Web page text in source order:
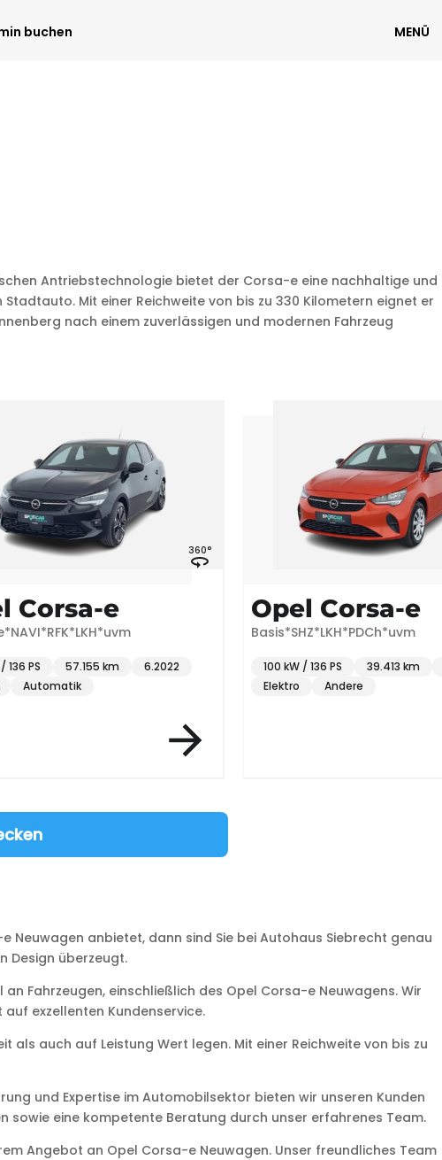
buchen MENÜ
Antriebstechnologie bietet der Corsa-e eine nachhaltige und
Mit einer Reichweite von bis zu 330 Kilometern eignet er
nach einem zuverlässigen und modernen Fahrzeug
360°
e
km
6.2022
360°
Opel Corsa-e
Basis*SHZ*LKH*PDCh*uvm
39.413 km
7.2022
Andere
Neuwagen anbietet, dann sind Sie bei Autohaus Siebrecht genau
Design überzeugt.
Fahrzeugen, einschließlich des Opel Corsa-e Neuwagens. Wir
exzellenten Kundenservice.
auch auf Leistung Wert legen. Mit einer Reichweite von bis zu
und Expertise im Automobilsektor bieten wir unseren Kunden
sowie eine kompetente Beratung durch unser erfahrenes Team.
Angebot an Opel Corsa-e Neuwagen. Unser freundliches Team